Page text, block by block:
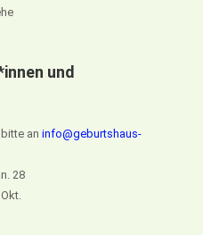
und
bitte aninfo@geburtshaus-
28